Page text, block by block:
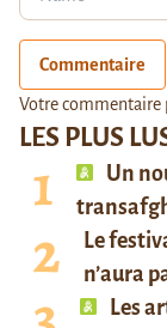
LES PLUS
Un
Le
n’aura
Les
Commentaire
Votre commentaire